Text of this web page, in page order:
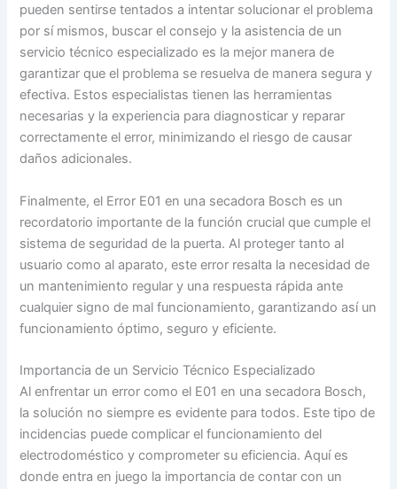
pueden sentirse tentados a intentar solucionar el problema
por sí mismos, buscar el consejo y la asistencia de un
servicio técnico especializado es la mejor manera de
garantizar que el problema se resuelva de manera segura y
efectiva. Estos especialistas tienen las herramientas
necesarias y la experiencia para diagnosticar y reparar
correctamente el error, minimizando el riesgo de causar
daños adicionales.
Finalmente, el Error E01 en una secadora Bosch es un
recordatorio importante de la función crucial que cumple el
sistema de seguridad de la puerta. Al proteger tanto al
usuario como al aparato, este error resalta la necesidad de
un mantenimiento regular y una respuesta rápida ante
cualquier signo de mal funcionamiento, garantizando así un
funcionamiento óptimo, seguro y eficiente.
Importancia de un Servicio Técnico Especializado
Al enfrentar un error como el E01 en una secadora Bosch,
la solución no siempre es evidente para todos. Este tipo de
incidencias puede complicar el funcionamiento del
electrodoméstico y comprometer su eficiencia. Aquí es
donde entra en juego la importancia de contar con un